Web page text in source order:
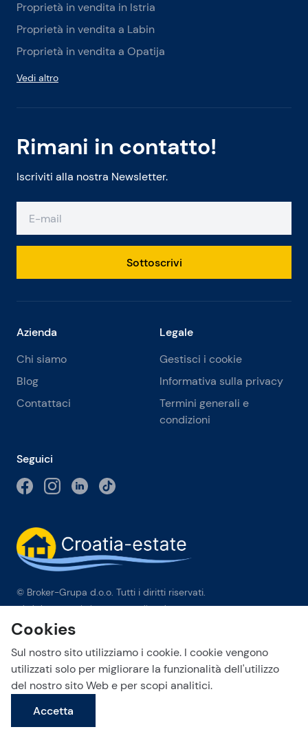
Invia una richiesta
Rimani in contatto!
Iscriviti alla nostra Newsletter.
Sottoscrivi
Proprietà in vendita in Istria
Proprietà in vendita a Labin
Proprietà in vendita a Opatija
Vedi altro
Azienda
Chi siamo
Blog
Contattaci
Legale
Gestisci i cookie
Informativa sulla privacy
Termini generali e
condizioni
Seguici
© Broker-Grupa d.o.o. Tutti i diritti riservati.
Obala kneza Branimira 1, 21000 Split-Phone: +385 98 384 007
Broker-grupa d.o.o. è membro esclusivo di Forbes Global
Properties in Croazia. Forbes® è un marchio registrato
utilizzato su licenza.
This site is protected by reCAPTCHA and the Google
Cookies
Sul nostro sito utilizziamo i cookie. I cookie vengono
utilizzati solo per migliorare la funzionalità dell'utilizzo
del nostro sito Web e per scopi analitici.
Accetta